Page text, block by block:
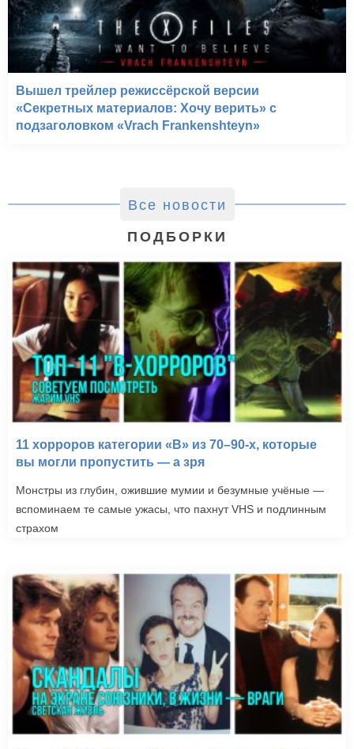
Вышел трейлер режиссёрской версии
«Секретных материалов: Хочу верить» с
подзаголовком «Vrach Frankenshteyn»
Все новости
ПОДБОРКИ
11 хорроров категории «B» из 70–90-х, которые
вы могли пропустить — а зря
Монстры из глубин, ожившие мумии и безумные учёные —
вспоминаем те самые ужасы, что пахнут VHS и подлинным
страхом